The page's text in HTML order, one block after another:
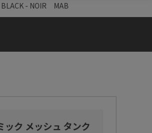
- NOIR MAB
ク メッシュ タンク